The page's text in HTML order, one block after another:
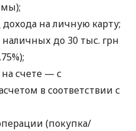
на личную карту;
наличных до 30 тыс. грн
счете — с
в соответствии с
(покупка/